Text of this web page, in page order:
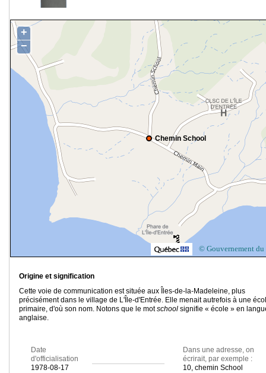
Chemin School
+
−
© Gouvernement du
Origine et signification
Cette voie de communication est située aux Îles-de-la-Madeleine, plus
précisément dans le village de L'Île-d'Entrée. Elle menait autrefois à une
primaire, d'où son nom. Notons que le motschool signifie « école » en
anglaise.
Date
d'officialisation
1978-08-17
Dans une adresse, on
écrirait, par exemple :
10, chemin School